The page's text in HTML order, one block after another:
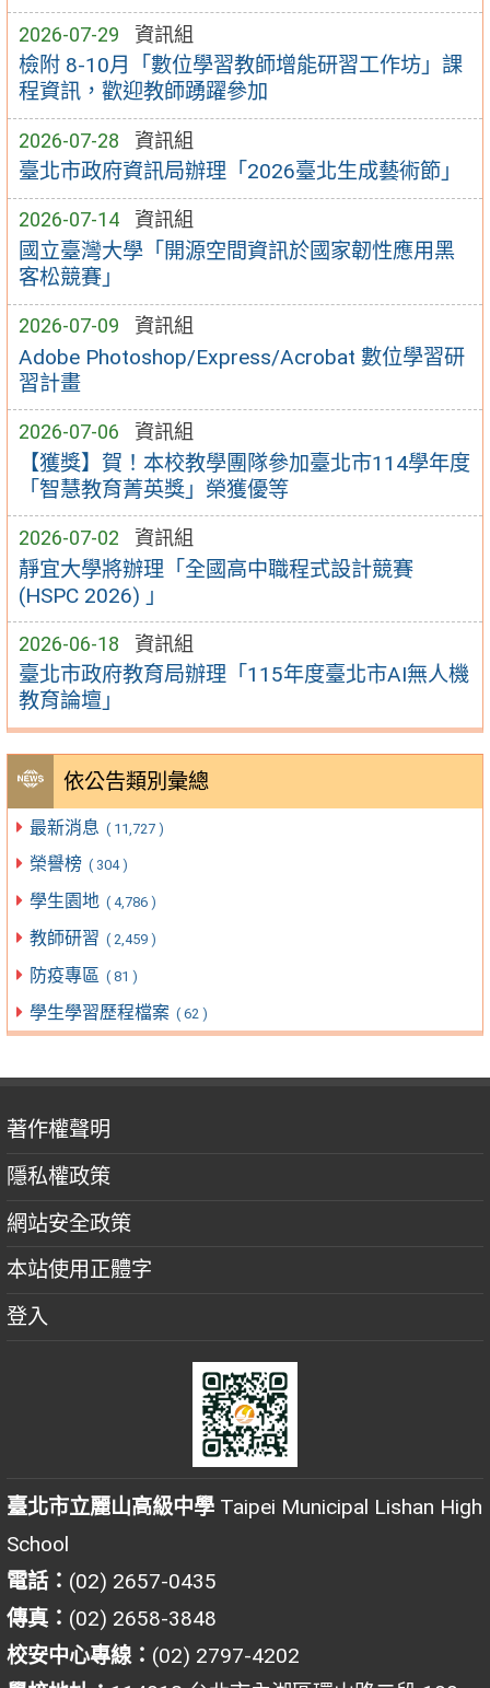
2026-07-29 資訊組
檢附 8-10月「數位學習教師增能研習工作坊」課
程資訊，歡迎教師踴躍參加
2026-07-28 資訊組
臺北市政府資訊局辦理「2026臺北生成藝術節」
2026-07-14 資訊組
國立臺灣大學「開源空間資訊於國家韌性應用黑
客松競賽」
2026-07-09 資訊組
Adobe Photoshop/Express/Acrobat 數位學習研
習計畫
2026-07-06 資訊組
【獲獎】賀！本校教學團隊參加臺北市114學年度
「智慧教育菁英獎」榮獲優等
2026-07-02 資訊組
靜宜大學將辦理「全國高中職程式設計競賽
(HSPC 2026) 」
2026-06-18 資訊組
臺北市政府教育局辦理「115年度臺北市AI無人機
教育論壇」
依公告類別彙總
最新消息 ( 11,727 )
榮譽榜 ( 304 )
學生園地 ( 4,786 )
教師研習 ( 2,459 )
防疫專區 ( 81 )
學生學習歷程檔案 ( 62 )
著作權聲明
隱私權政策
網站安全政策
本站使用正體字
登入
臺北市立麗山高級中學 Taipei Municipal Lishan High
School
電話： (02) 2657-0435
傳真： (02) 2658-3848
校安中心專線： (02) 2797-4202